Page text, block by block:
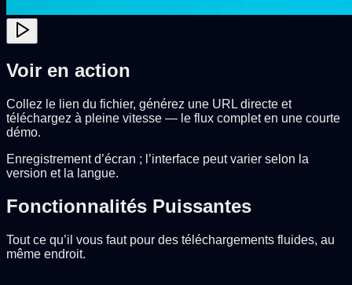
Voir en action
Collez le lien du fichier, générez une URL directe et
téléchargez à pleine vitesse — le flux complet en une courte
démo.
Enregistrement d’écran ; l’interface peut varier selon la
version et la langue.
Fonctionnalités Puissantes
Tout ce qu’il vous faut pour des téléchargements fluides, au
même endroit.